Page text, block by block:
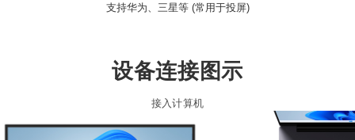
支持华为、三星等 (常用于投屏)
设备连接图示
接入计算机